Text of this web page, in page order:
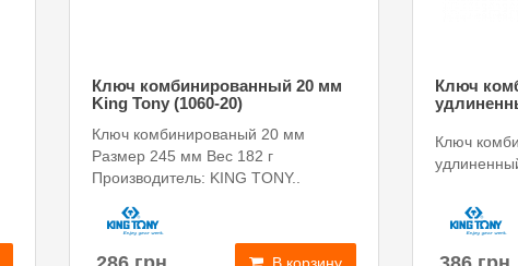
Ключ комбинированный 20 мм
King Tony (1060-20)
Ключ комбинированый 20 мм
Размер 245 мм Вес 182 г
Производитель: KING TONY..
Ключ
Ключ